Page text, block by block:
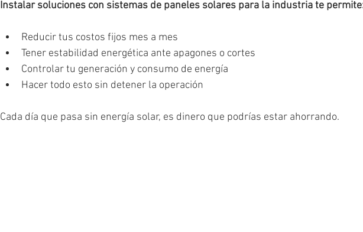
Instalar soluciones con sistemas de paneles solares para la industria te
Reducir tus costos fijos mes a mes
Tener estabilidad energética ante apagones o cortes
Controlar tu generación y consumo de energía
Hacer todo esto sin detener la operación
Cada día que pasa sin energía solar, es dinero que podrías estar ahorrando.